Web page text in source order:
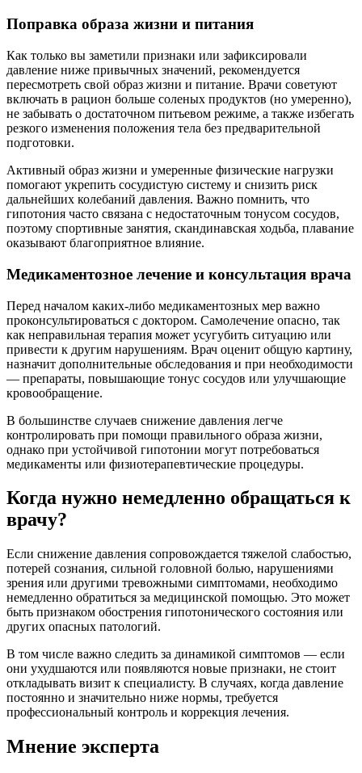
Поправка образа жизни и питания
Как только вы заметили признаки или зафиксировали
давление ниже привычных значений, рекомендуется
пересмотреть свой образ жизни и питание. Врачи советуют
включать в рацион больше соленых продуктов (но умеренно),
не забывать о достаточном питьевом режиме, а также избегать
резкого изменения положения тела без предварительной
подготовки.
Активный образ жизни и умеренные физические нагрузки
помогают укрепить сосудистую систему и снизить риск
дальнейших колебаний давления. Важно помнить, что
гипотония часто связана с недостаточным тонусом сосудов,
поэтому спортивные занятия, скандинавская ходьба, плавание
оказывают благоприятное влияние.
Медикаментозное лечение и консультация врача
Перед началом каких-либо медикаментозных мер важно
проконсультироваться с доктором. Самолечение опасно, так
как неправильная терапия может усугубить ситуацию или
привести к другим нарушениям. Врач оценит общую картину,
назначит дополнительные обследования и при необходимости
— препараты, повышающие тонус сосудов или улучшающие
кровообращение.
В большинстве случаев снижение давления легче
контролировать при помощи правильного образа жизни,
однако при устойчивой гипотонии могут потребоваться
медикаменты или физиотерапевтические процедуры.
Когда нужно немедленно обращаться к
врачу?
Если снижение давления сопровождается тяжелой слабостью,
потерей сознания, сильной головной болью, нарушениями
зрения или другими тревожными симптомами, необходимо
немедленно обратиться за медицинской помощью. Это может
быть признаком обострения гипотонического состояния или
других опасных патологий.
В том числе важно следить за динамикой симптомов — если
они ухудшаются или появляются новые признаки, не стоит
откладывать визит к специалисту. В случаях, когда давление
постоянно и значительно ниже нормы, требуется
профессиональный контроль и коррекция лечения.
Мнение эксперта